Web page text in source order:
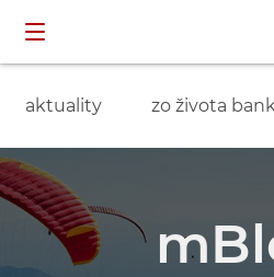
aktuality zo života